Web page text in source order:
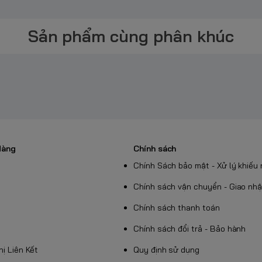
Maxell
hãng tại TP.HCM, cung cấp đầy đủ các
Sản phẩm cùng phân khúc
Liên Kết
Chính sách
Chính Sách bảo mật - Xử lý khiếu
Chính sách vận chuyển - Giao
Chính sách thanh toán
Chính sách đổi trả - Bảo hành
Quy định sử dụng